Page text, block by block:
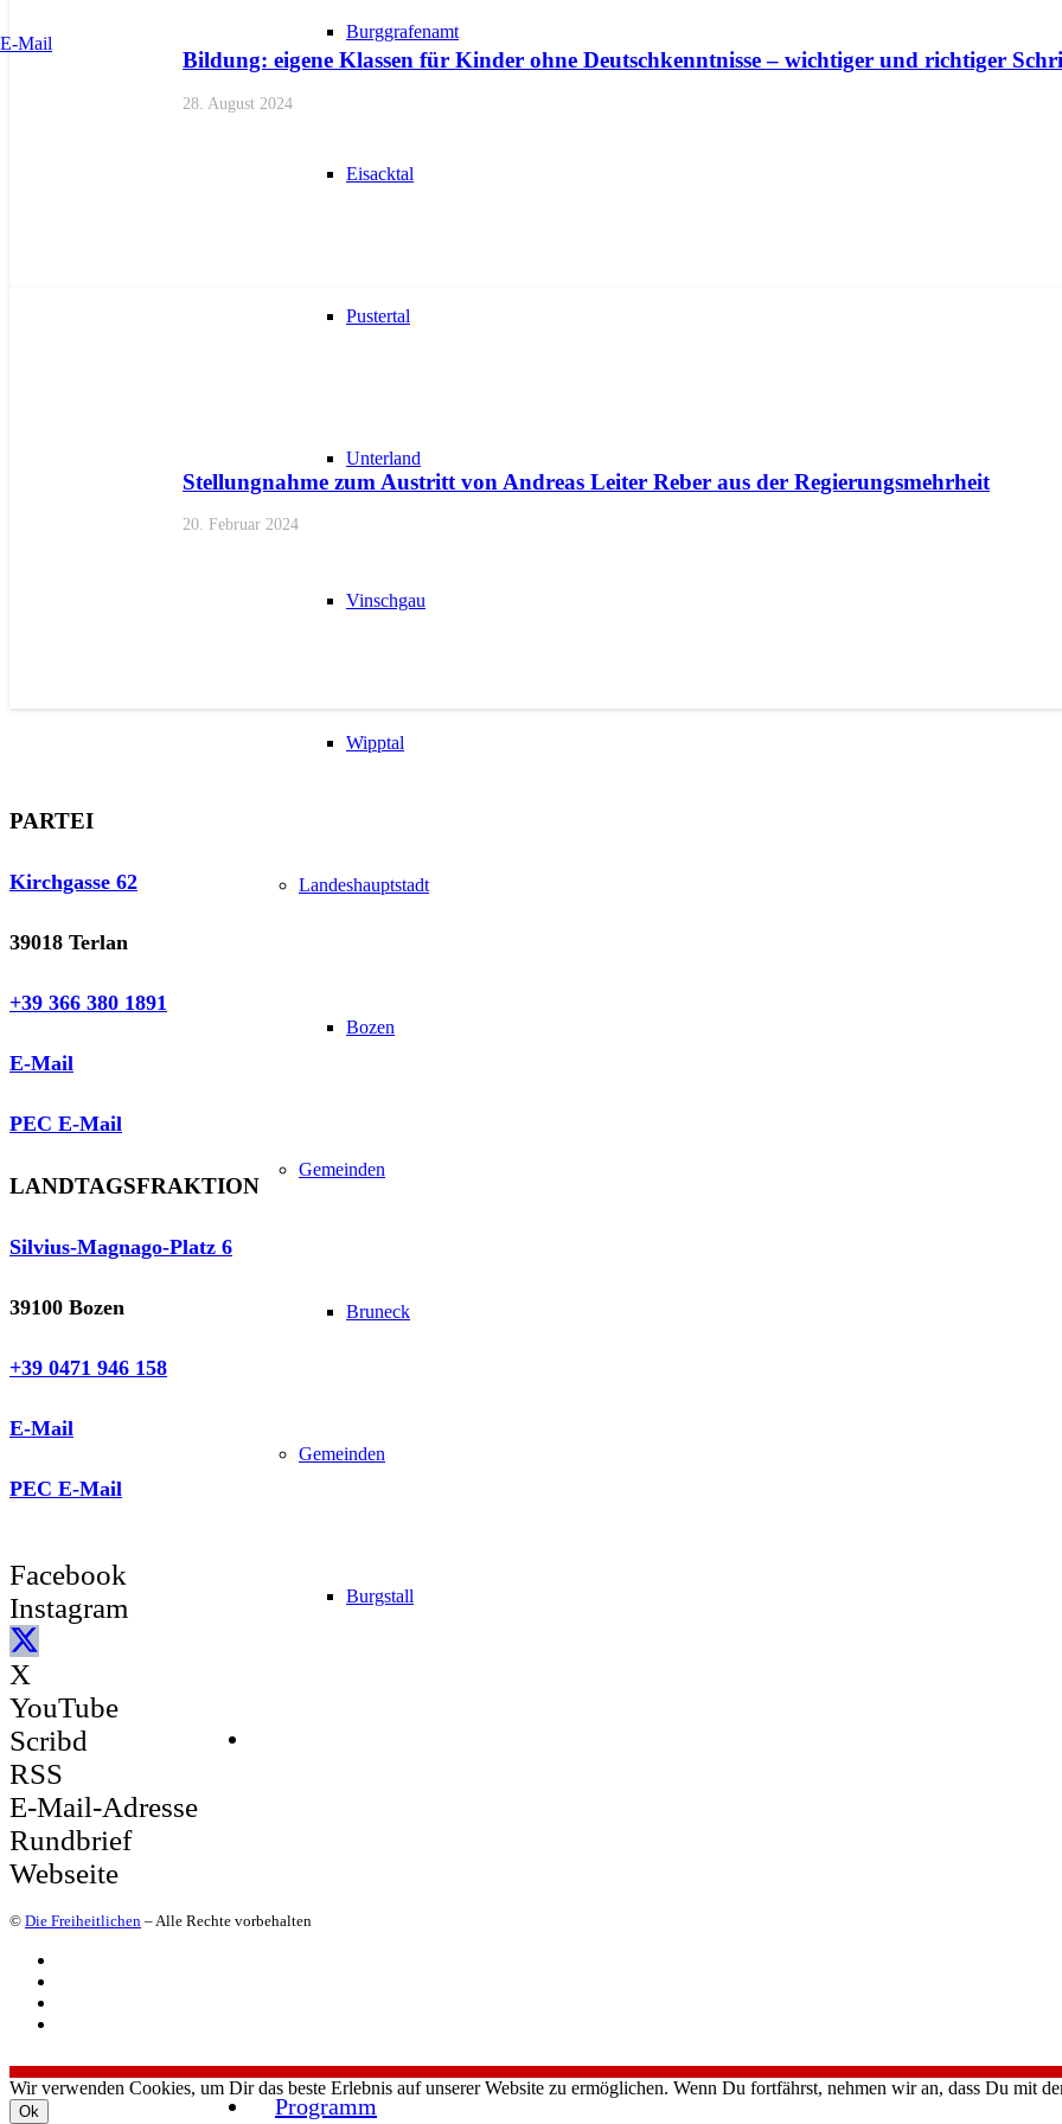
Burggrafenamt
Eisacktal
Pustertal
Unterland
Vinschgau
Wipptal
Landeshauptstadt
Bozen
Gemeinden
Bruneck
Gemeinden
Burgstall
Programm
E-Mail
Bildung: eigene Klassen für Kinder ohne Deutschkenntnisse – wichtiger und richtiger
28. August 2024
PRESSEMITTEILUNGEN
Stellungnahme zum Austritt von Andreas Leiter Reber aus der Regierungsmehrheit
20. Februar 2024
PARTEI
Kirchgasse 62
39018 Terlan
+39 366 380 1891
E-Mail
PEC E-Mail
LANDTAGSFRAKTION
Silvius-Magnago-Platz 6
39100 Bozen
+39 0471 946 158
E-Mail
PEC E-Mail
Facebook
Instagram
X
YouTube
Scribd
RSS
E-Mail-Adresse
Rundbrief
Webseite
© Die Freiheitlichen – Alle Rechte vorbehalten
Wir verwenden Cookies, um Dir das beste Erlebnis auf unserer Website zu ermöglichen. Wenn Du fortfährst, nehmen wir an, dass Du mit
Ok